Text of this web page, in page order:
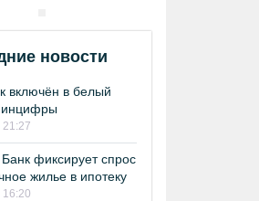
новости
включён в белый
21:27
фиксирует спрос
жилье в ипотеку
16:20